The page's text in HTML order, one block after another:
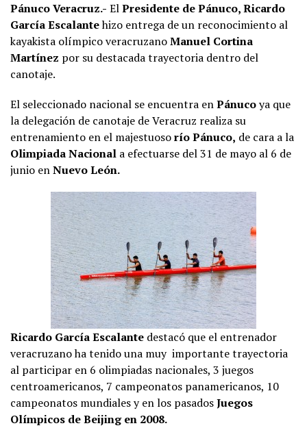
Pánuco Veracruz.- ElPresidente de Pánuco, Ricardo
García Escalantehizo entrega de un reconocimiento al
kayakista olímpico veracruzanoManuel Cortina
Martínez por su destacada trayectoria dentro del
canotaje.
El seleccionado nacional se encuentra enPánucoya que
la delegación de canotaje de Veracruz realiza su
entrenamiento en el majestuosorío Pánuco, de cara a la
Olimpiada Nacional a efectuarse del 31 de mayo al 6 de
junio enNuevo León.
Ricardo García Escalante destacó que el entrenador
veracruzano ha tenido una muy importante trayectoria
al participar en 6 olimpiadas nacionales, 3 juegos
centroamericanos, 7 campeonatos panamericanos, 10
campeonatos mundiales y en los pasadosJuegos
Olímpicos de Beijing en 2008.